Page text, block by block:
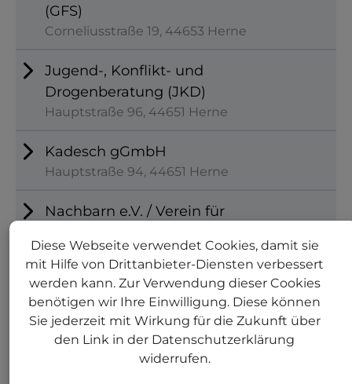
Diese Webseite verwendet Cookies, damit sie
mit Hilfe von Drittanbieter-Diensten verbessert
werden kann. Zur Verwendung dieser Cookies
benötigen wir Ihre Einwilligung. Diese können
Sie jederzeit mit Wirkung für die Zukunft über
den Link in der Datenschutzerklärung
widerrufen.
(GFS)
Corneliusstraße 19, 44653 Herne
Jugend-, Konflikt- und
Drogenberatung (JKD)
Hauptstraße 96, 44651 Herne
Kadesch gGmbH
Hauptstraße 94, 44651 Herne
Nachbarn e.V. / Verein für
Am Amtshaus 6, 44627 Herne
Nachbarn e.V. / Verein für
psychosoziale Hilfe in Wanne
Plutostraße 4, 44651 Herne